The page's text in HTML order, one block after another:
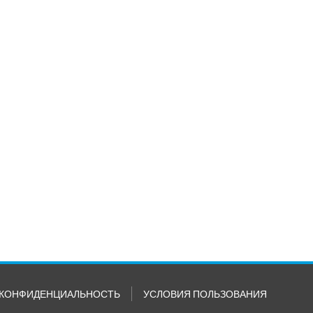
КОНФИДЕНЦИАЛЬНОСТЬ УСЛОВИЯ ПОЛЬЗОВАНИЯ